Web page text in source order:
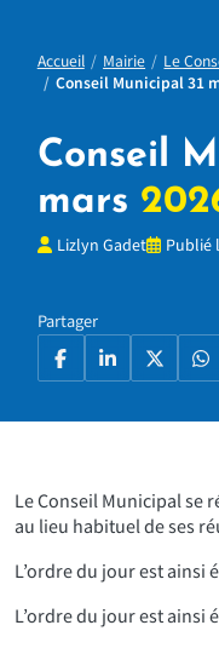
Accueil Mairie
Le
Conseil Municipal 31
Conseil
mars
Lizlyn Gadet Publié
Partager
FacebookLinkedIn
X
Le Conseil Municipal se
au lieu habituel de ses
L’ordre du jour est ainsi
L’ordre du jour est ainsi